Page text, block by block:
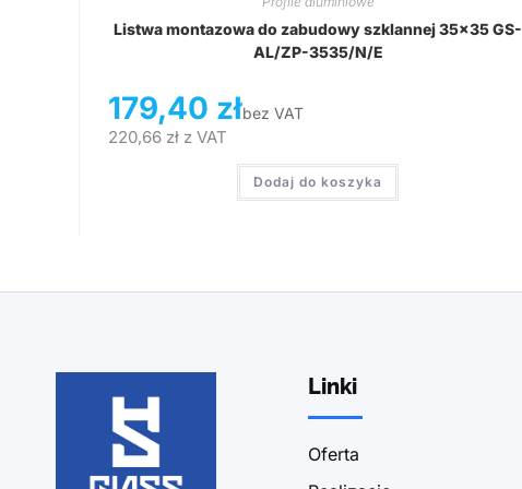
Listwa montazowa do zabudowy szklannej 35×35 GS-
AL/ZP-3535/N/E
179,40 złbez VAT
220,66 zł z VAT
Dodaj do koszyka
Linki
Oferta